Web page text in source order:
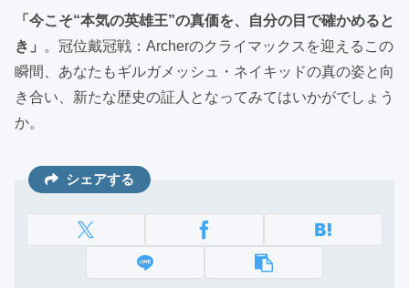
「今こそ“本気の英雄王”の真価を、自分の目で確かめると
き」
。冠位戴冠戦：Archerのクライマックスを迎えるこの
瞬間、あなたもギルガメッシュ・ネイキッドの真の姿と向
き合い、新たな歴史の証人となってみてはいかがでしょう
か。
シェアする